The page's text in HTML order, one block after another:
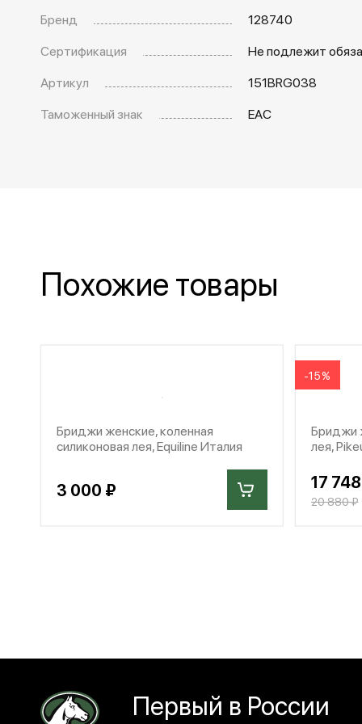
Бренд
128740
Сертификация
Не подлежит
Артикул
151BRG038
Таможенный знак
EAC
Похожие товары
Бриджи женские, коленная
силиконовая лея, Equiline Италия
3 000 ₽
-15%
Бриджи
лея,
17
20 880 ₽
Первый в России